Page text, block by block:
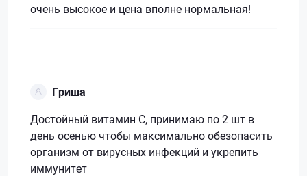
очень высокое и цена вполне нормальная!
Гриша
Достойный витамин С, принимаю по 2 шт в
день осенью чтобы максимально обезопасить
организм от вирусных инфекций и укрепить
иммунитет